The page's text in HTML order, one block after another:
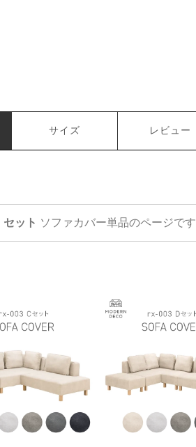
サイズ レビュー
ット ソファカバー単品のページです